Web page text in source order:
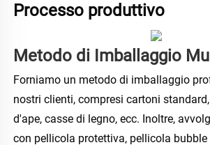
Processo produttivo
Metodo di Imballaggio
Forniamo un metodo di imballaggio
nostri clienti, compresi cartoni
d'ape, casse di legno, ecc. Inoltre,
con pellicola protettiva, pellicola